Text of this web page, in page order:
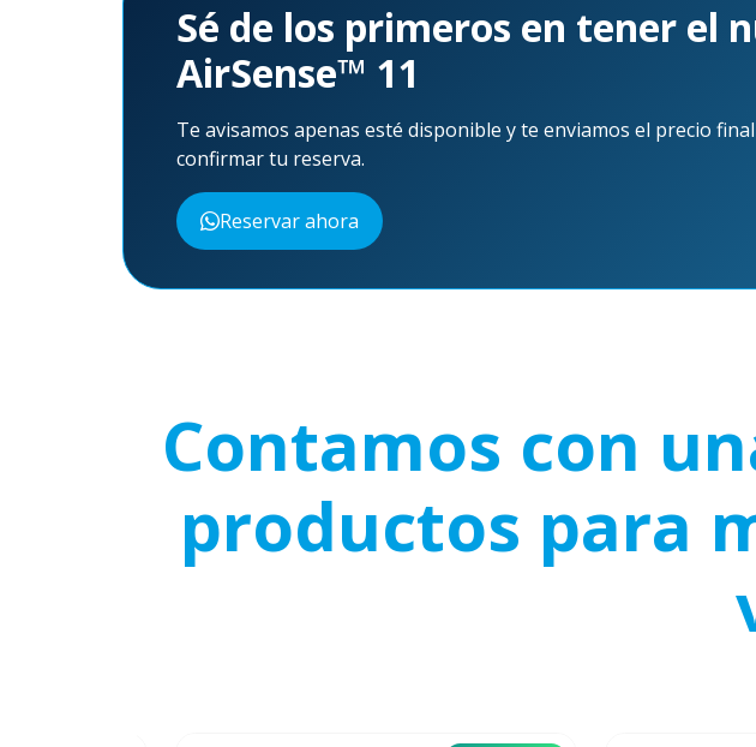
Sé de los primeros en tener el
AirSense™ 11
Te avisamos apenas esté disponible y te enviamos el precio
confirmar tu reserva.
Reservar ahora
Contamos con
productos para